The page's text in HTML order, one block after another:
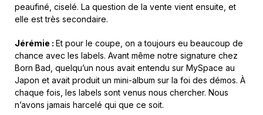
peaufiné, ciselé. La question de la vente vient ensuite, et
elle est très secondaire.
Jérémie : Et pour le coupe, on a toujours eu beaucoup de
chance avec les labels. Avant même notre signature chez
Born Bad, quelqu’un nous avait entendu sur MySpace au
Japon et avait produit un mini-album sur la foi des démos. À
chaque fois, les labels sont venus nous chercher. Nous
n’avons jamais harcelé qui que ce soit.